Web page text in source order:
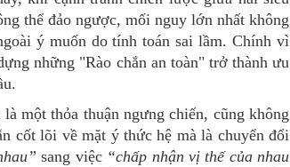
thể đảo ngược, mối nguy lớn nhất không
ý muốn do tính toán sai lầm. Chính vì
những "Rào chắn an toàn" trở thành ưu
là một thỏa thuận ngưng chiến, cũng không
cốt lõi về mặt ý thức hệ mà là chuyển đổi
sang việc “chấp nhận vị thế của nhau